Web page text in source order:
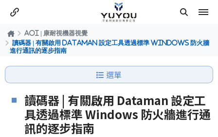
AOI | 康耐視機器視覺
讀碼器 | 有關啟用 Dataman 設定工具透過標準 Windows 防火牆
進行通訊的逐步指南
選單
讀碼器 | 有關啟用 Dataman 設定工
具透過標準 Windows 防火牆進行通
訊的逐步指南